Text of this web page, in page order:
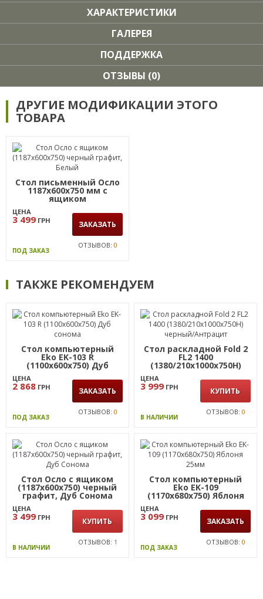
ХАРАКТЕРИСТИКИ
ГАЛЕРЕЯ
ПОДДЕРЖКА
ОТЗЫВЫ (0)
ДРУГИЕ МОДИФИКАЦИИ ЭТОГО
ТОВАРА
Стол письменный Осло
1187х600х750 мм с
ящиком
ЦЕНА
3 499 ГРН ЗАКАЗАТЬ
ПОД ЗАКАЗ
ОТЗЫВОВ: 0
ТАКЖЕ РЕКОМЕНДУЕМ
Стол компьютерный
Eko EK-103 R
(1100x600x750) Дуб
ЦЕНА
2 868 ГРН ЗАКАЗАТЬ
ПОД ЗАКАЗ
ОТЗЫВОВ: 0
Стол раскладной Fold 2
FL2 1400
(1380/210х1000х750Н)
черный/Антрацит
ЦЕНА
3 999 ГРН КУПИТЬ
В НАЛИЧИИ
ОТЗЫВОВ: 0
Стол Осло с ящиком
(1187х600х750) черный
графит, Дуб Сонома
ЦЕНА
3 499 ГРН КУПИТЬ
В НАЛИЧИИ
ОТЗЫВОВ: 1
Стол компьютерный
Eko EK-109
(1170x680x750) Яблоня
25мм
ЦЕНА
3 099 ГРН ЗАКАЗАТЬ
ПОД ЗАКАЗ
ОТЗЫВОВ: 0